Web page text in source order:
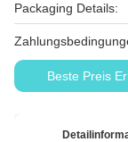
Packaging Details:
Beste Preis